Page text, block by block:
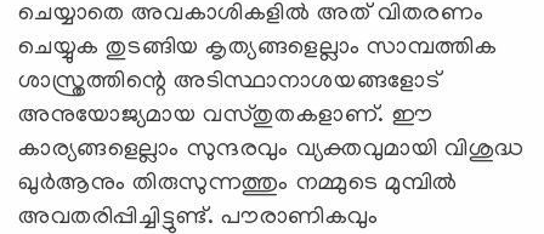
ചെയ്യാതെ അവകാശികളില്‍ അത് വിതരണം
ചെയ്യുക തുടങ്ങിയ കൃത്യങ്ങളെല്ലാം സാമ്പത്തിക
ശാസ്ത്രത്തിന്റെ അടിസ്ഥാനാശയങ്ങളോട്
അനുയോജ്യമായ വസ്തുതകളാണ്. ഈ
കാര്യങ്ങളെല്ലാം സുന്ദരവും വ്യക്തവുമായി വിശുദ്ധ
ഖുര്‍ആനും തിരുസുന്നത്തും നമ്മുടെ മുമ്പില്‍
അവതരിപ്പിച്ചിട്ടുണ്ട്. പൗരാണികവും